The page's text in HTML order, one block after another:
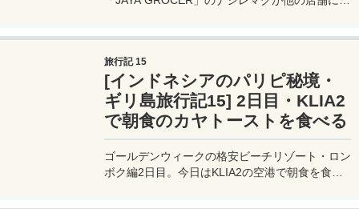
旅行記 15
[インドネシアのパリピ秘境・
ギリ島旅行記15] 2日目・KLIA2
で朝食のカヤトーストを食べる
ゴールデンウィークの格安ビーチリゾート・ロン
ボク編2日目。今日はKLIA2の空港で朝食を食べ